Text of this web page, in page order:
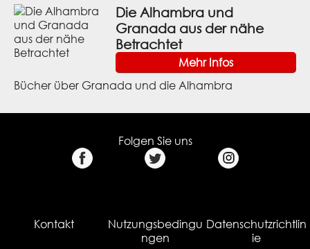
Die Alhambra und
Granada aus der nähe
Betrachtet
Mehr Infos
Bücher über Granada und die Alhambra
Folgen Sie uns
Kontakt
Nutzungsbedingu
ngen
Datenschutzrichtlin
ie